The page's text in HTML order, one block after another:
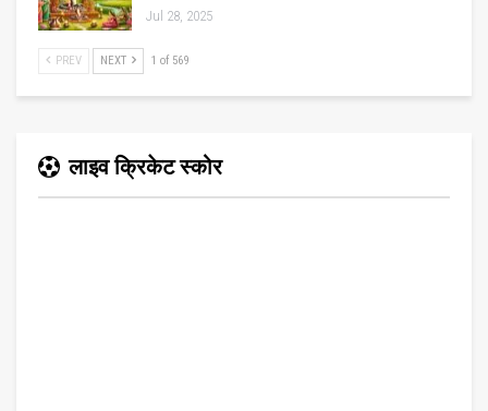
Jul 28, 2025
PREV NEXT 1 of 569
लाइव क्रिकेट स्कोर